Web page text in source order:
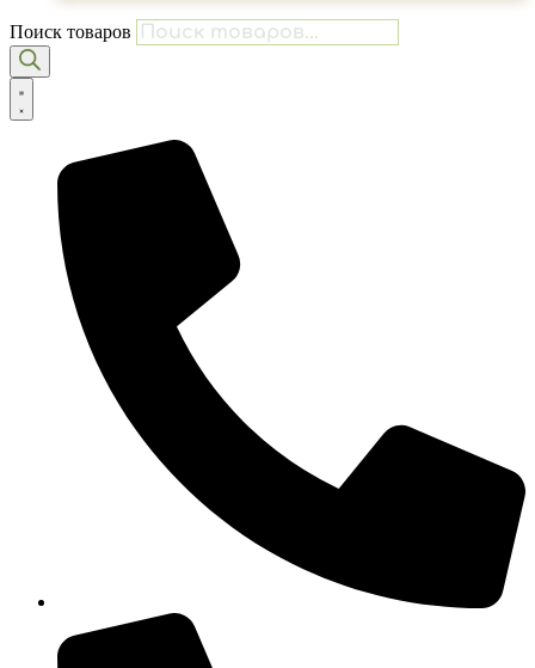
Поиск товаров